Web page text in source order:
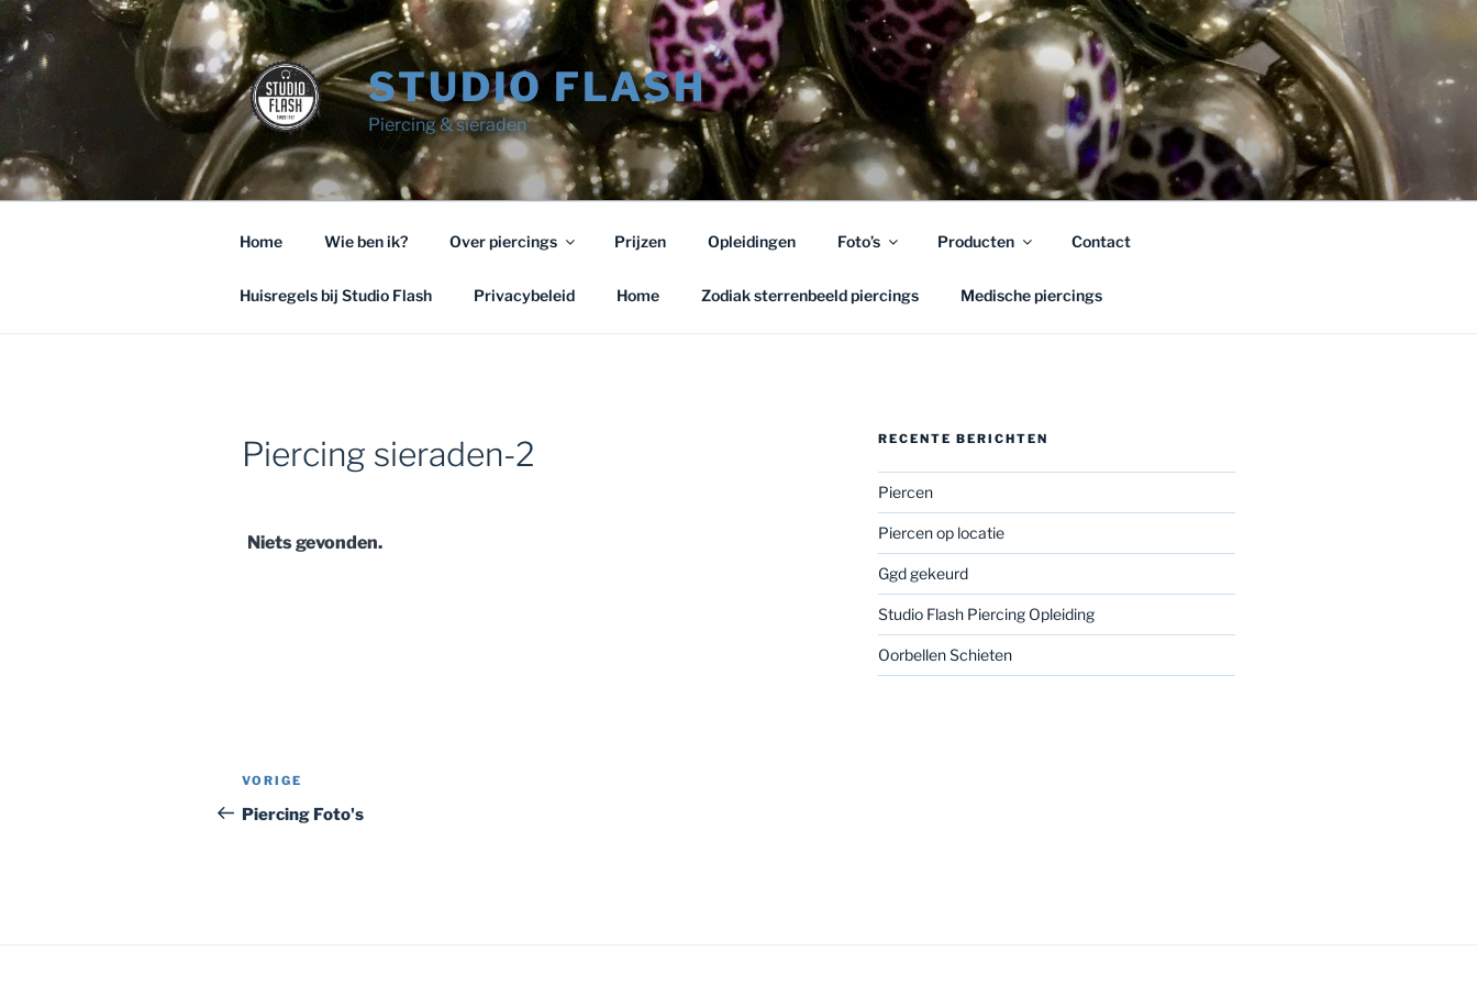
Ga
naar
de
inhoud
STUDIO FLASH
Piercing & sieraden
Home Wie ben ik? Over piercings Prijzen Opleidingen Foto’s Producten Contact
Huisregels bij Studio Flash Privacybeleid Home Zodiak sterrenbeeld piercings Medische piercings
Piercing sieraden-2
Niets gevonden.
Bericht
navigatie
Vorig
bericht
VORIGE
Piercing Foto's
RECENTE BERICHTEN
Piercen
Piercen op locatie
Ggd gekeurd
Studio Flash Piercing Opleiding
Oorbellen Schieten